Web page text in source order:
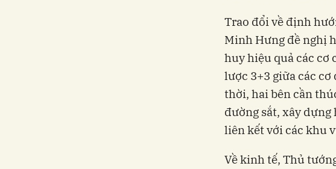
Trao đổi về định
Minh Hưng đề nghị
huy hiệu quả các cơ
lược 3+3 giữa các cơ
thời, hai bên cần
đường sắt, xây
liên kết với các khu
Về kinh tế, Thủ